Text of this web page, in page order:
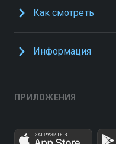
Как смотреть
Информация
ПРИЛОЖЕНИЯ